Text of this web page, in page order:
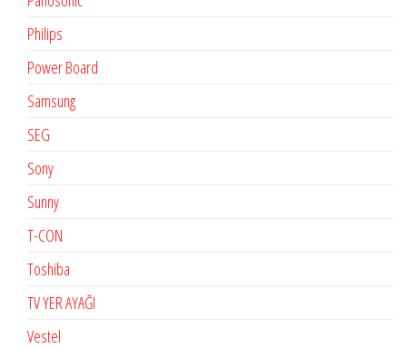
Philips
Power Board
Samsung
SEG
Sony
Sunny
T-CON
Toshiba
TV YER AYAĞI
Vestel